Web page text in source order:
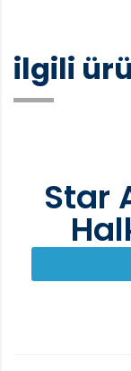
ilgili
Star